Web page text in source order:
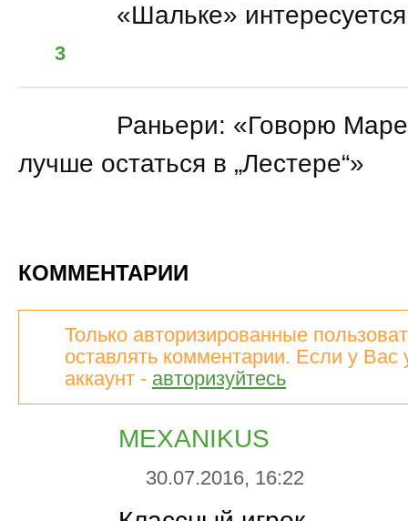
«Шальке»
3
Раньери: «Говорю
лучше остаться в „Лестере“»
КОММЕНТАРИИ
Только авторизированные
оставлять комментарии. Если у Вас
аккаунт - авторизуйтесь
MEXANIKUS
30.07.2016, 16:22